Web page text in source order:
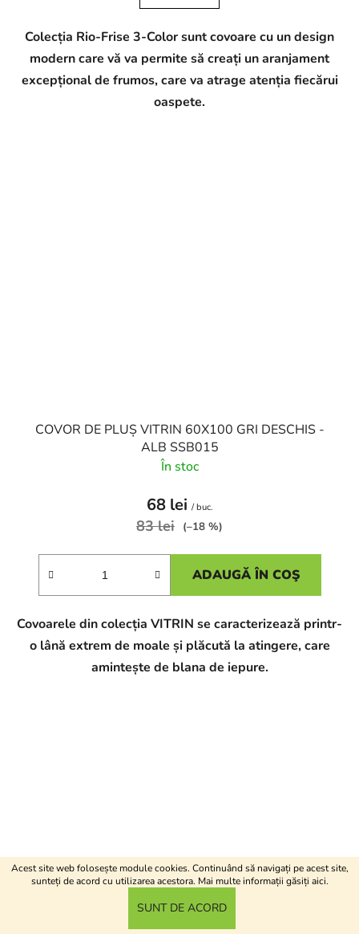
Acest site web folosește module cookies. Continuând să navigați pe acest site,
sunteți de acord cu utilizarea acestora. Mai multe informații găsiți aici.
SUNT DE ACORD
Colecția Rio-Frise 3-Color sunt covoare cu un design
modern care vă va permite să creați un aranjament
excepțional de frumos, care va atrage atenția fiecărui
oaspete.
COVOR DE PLUȘ VITRIN 60X100 GRI DESCHIS -
ALB SSB015
În stoc
68 lei / buc.
83 lei (–18 %)
ADAUGĂ ÎN COŞ
Covoarele din colecția VITRIN se caracterizează printr-
o lână extrem de moale și plăcută la atingere, care
amintește de blana de iepure.